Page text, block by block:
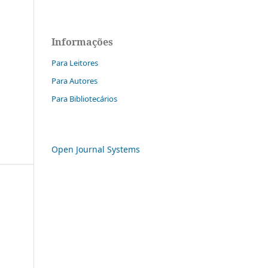
Informações
Para Leitores
Para Autores
Para Bibliotecários
Open Journal Systems